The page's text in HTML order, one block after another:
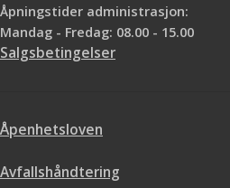
Åpningstider administrasjon:
Mandag - Fredag: 08.00 - 15.00
Salgsbetingelser
Åpenhetsloven
Avfallshåndtering